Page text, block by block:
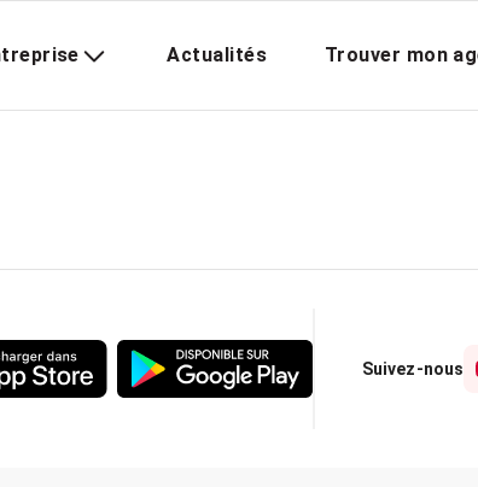
Actualités Trouver mon
Suivez-nous